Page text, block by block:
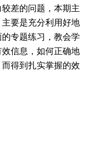
差的问题，本期主
要是充分利用好地
专题练习，教会学
信息，如何正确地
得到扎实掌握的效